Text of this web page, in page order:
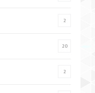
2
20
2